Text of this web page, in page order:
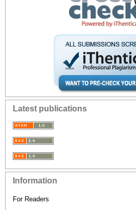
Latest publications
Information
For Readers